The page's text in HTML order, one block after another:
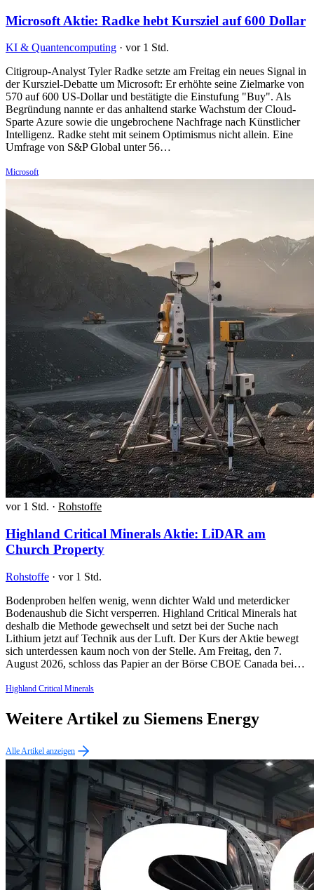
Microsoft Aktie: Radke hebt Kursziel auf 600 Dollar
KI & Quantencomputing · vor 1 Std.
Citigroup-Analyst Tyler Radke setzte am Freitag ein neues Signal in
der Kursziel-Debatte um Microsoft: Er erhöhte seine Zielmarke von
570 auf 600 US-Dollar und bestätigte die Einstufung "Buy". Als
Begründung nannte er das anhaltend starke Wachstum der Cloud-
Sparte Azure sowie die ungebrochene Nachfrage nach Künstlicher
Intelligenz. Radke steht mit seinem Optimismus nicht allein. Eine
Umfrage von S&P Global unter 56…
Microsoft
vor 1 Std. · Rohstoffe
Highland Critical Minerals Aktie: LiDAR am
Church Property
Rohstoffe · vor 1 Std.
Bodenproben helfen wenig, wenn dichter Wald und meterdicker
Bodenaushub die Sicht versperren. Highland Critical Minerals hat
deshalb die Methode gewechselt und setzt bei der Suche nach
Lithium jetzt auf Technik aus der Luft. Der Kurs der Aktie bewegt
sich unterdessen kaum noch von der Stelle. Am Freitag, den 7.
August 2026, schloss das Papier an der Börse CBOE Canada bei…
Highland Critical Minerals
Weitere Artikel zu Siemens Energy
Alle Artikel anzeigen